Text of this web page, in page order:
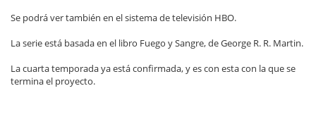
Se podrá ver también en el sistema de televisión HBO.
La serie está basada en el libro Fuego y Sangre, de George R. R. Martin.
La cuarta temporada ya está confirmada, y es con esta con la que se
termina el proyecto.